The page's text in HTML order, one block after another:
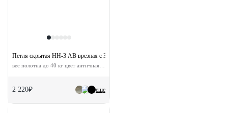
еще
Петля скрытая HH-3 AB врезная с 3D-регулировкой
2 220₽